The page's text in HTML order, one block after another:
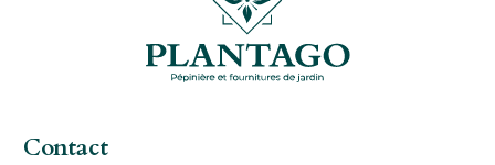
Contact